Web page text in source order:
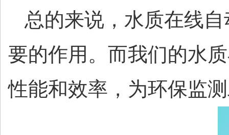
总的来说，水质在线
要的作用。而我们的水
性能和效率，为环保监